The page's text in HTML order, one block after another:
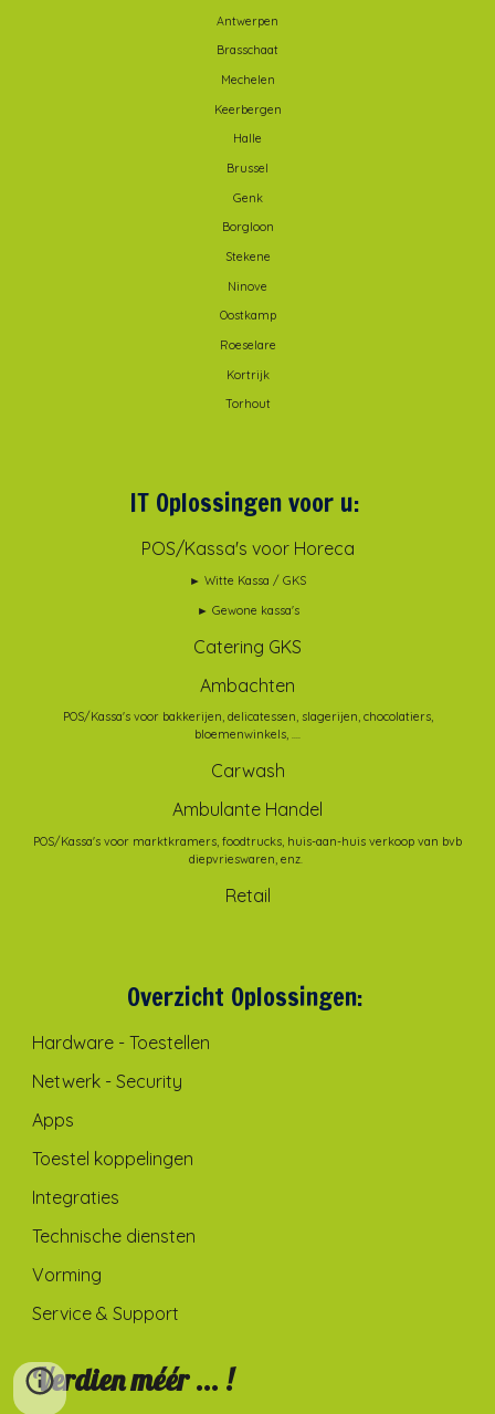
Antwerpen
Brasschaat
Mechelen
Keerbergen
Halle
Brussel
Genk
Borgloon
Stekene
Ninove
Oostkamp
Roeselare
Kortrijk
Torhout
IT Oplossingen voor u:
POS/Kassa's voor Horeca
► Witte Kassa / GKS
► Gewone kassa's
Catering GKS
Ambachten
POS/Kassa's voor bakkerijen, delicatessen, slagerijen, chocolatiers,
bloemenwinkels, ....
Carwash
Ambulante Handel
POS/Kassa's voor marktkramers, foodtrucks, huis-aan-huis verkoop van bvb
diepvrieswaren, enz.
Retail
Overzicht Oplossingen:
Hardware - Toestellen
Netwerk - Security
Apps
Toestel koppelingen
Integraties
Technische diensten
Vorming
Service & Support
Verdien méér ... !